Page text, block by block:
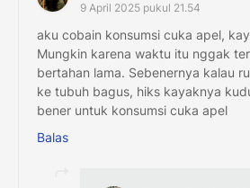
9 April 2025 pukul 21.54
aku cobain konsumsi cuka apel,
Mungkin karena waktu itu nggak
bertahan lama. Sebenernya kalau
ke tubuh bagus, hiks kayaknya
bener untuk konsumsi cuka apel
Balas